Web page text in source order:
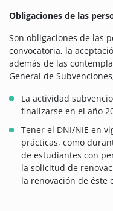
Obligaciones de las
Son obligaciones de las
convocatoria, la
además de las
General de
La actividad
finalizarse en el año
Tener el DNI/NIE en
prácticas, como
de estudiantes con
la solicitud de
la renovación de éste